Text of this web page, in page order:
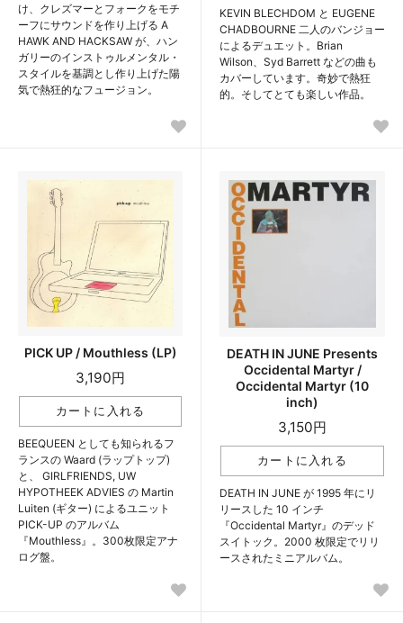
け、クレズマーとフォークをモチ
ーフにサウンドを作り上げる A
HAWK AND HACKSAW が、ハン
ガリーのインストゥルメンタル・
スタイルを基調とし作り上げた陽
気で熱狂的なフュージョン。
KEVIN BLECHDOM と EUGENE
CHADBOURNE 二人のバンジョー
によるデュエット。Brian
Wilson、Syd Barrett などの曲も
カバーしています。奇妙で熱狂
的。そしてとても楽しい作品。
PICK UP / Mouthless (LP)
3,190円
BEEQUEEN としても知られるフ
ランスの Waard (ラップトップ)
と、 GIRLFRIENDS, UW
HYPOTHEEK ADVIES の Martin
Luiten (ギター) によるユニット
PICK-UP のアルバム
『Mouthless』。300枚限定アナ
ログ盤。
DEATH IN JUNE Presents
Occidental Martyr /
Occidental Martyr (10
inch)
3,150円
DEATH IN JUNE が 1995 年にリ
リースした 10 インチ
『Occidental Martyr』のデッド
スイトック。2000 枚限定でリリ
ースされたミニアルバム。